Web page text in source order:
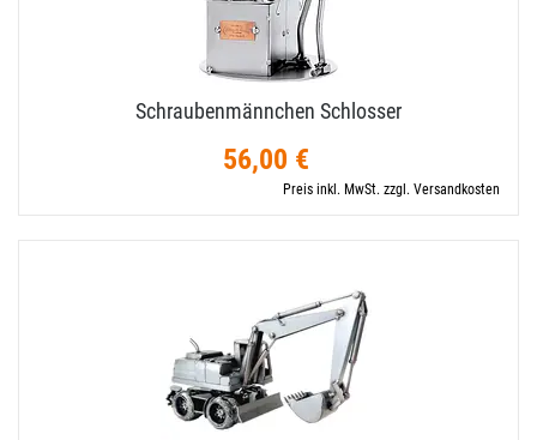
Schraubenmännchen Schlosser
56,00 €
Preis inkl. MwSt. zzgl. Versandkosten